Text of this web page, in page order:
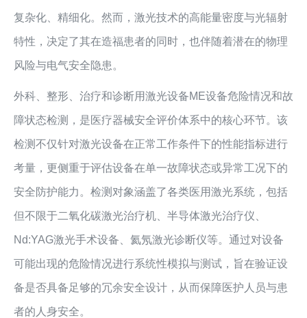
复杂化、精细化。然而，激光技术的高能量密度与光辐射
特性，决定了其在造福患者的同时，也伴随着潜在的物理
风险与电气安全隐患。
外科、整形、治疗和诊断用激光设备ME设备危险情况和故
障状态检测，是医疗器械安全评价体系中的核心环节。该
检测不仅针对激光设备在正常工作条件下的性能指标进行
考量，更侧重于评估设备在单一故障状态或异常工况下的
安全防护能力。检测对象涵盖了各类医用激光系统，包括
但不限于二氧化碳激光治疗机、半导体激光治疗仪、
Nd:YAG激光手术设备、氦氖激光诊断仪等。通过对设备
可能出现的危险情况进行系统性模拟与测试，旨在验证设
备是否具备足够的冗余安全设计，从而保障医护人员与患
者的人身安全。